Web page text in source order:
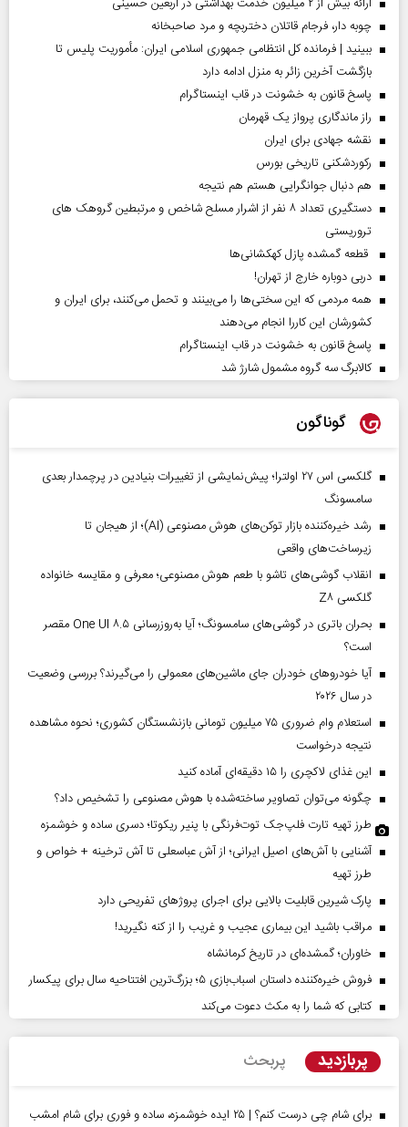
ارائه بیش از ۲ میلیون خدمت بهداشتی در اربعین حسینی
چوبه دار، فرجام قاتلان دختربچه و مرد صاحبخانه
ببینید | فرمانده کل انتظامی جمهوری اسلامی ایران­: مأموریت پلیس تا
بازگشت آخرین زائر به منزل ادامه دارد
پاسخ قانون به خشونت در قاب اینستاگرام
راز ماندگاری پرواز یک قهرمان
نقشه جهادی برای ایران
رکوردشکنی تاریخی بورس
هم دنبال جوانگرایی هستم هم نتیجه
دستگیری تعداد ۸ نفر از اشرار مسلح شاخص و مرتبطین گروهک های
تروریستی
قطعه گمشده پازل کهکشانی‌ها
دربی دوباره خارج از تهران!
همه مردمی که این سختی‌ها را می‌بینند و تحمل می‌کنند، برای ایران و
کشورشان این کاررا انجام می‌دهند
پاسخ قانون به خشونت در قاب اینستاگرام
کالابرگ سه گروه مشمول شارژ شد
گوناگون
گلکسی اس ۲۷ اولترا؛ پیش‌نمایشی از تغییرات بنیادین در پرچمدار بعدی
سامسونگ
رشد خیره‌کننده بازار توکن‌های هوش مصنوعی (AI)؛ از هیجان تا
زیرساخت‌های واقعی
انقلاب گوشی‌های تاشو‌ با طعم هوش مصنوعی؛ معرفی و مقایسه خانواده
گلکسی Z۸
بحران باتری در گوشی‌های سامسونگ؛ آیا به‌روزرسانی One UI ۸.۵ مقصر
است؟
آیا خودروهای خودران جای ماشین‌های معمولی را می‌گیرند؟ بررسی وضعیت
در سال ۲۰۲۶
استعلام وام ضروری ۷۵ میلیون تومانی بازنشستگان کشوری؛ نحوه مشاهده
نتیجه درخواست
این غذای لاکچری را ۱۵ دقیقه‌ای آماده کنید
چگونه می‌توان تصاویر ساخته‌شده با هوش مصنوعی را تشخیص داد؟
طرز تهیه تارت فلپ‌جک توت‌فرنگی با پنیر ریکوتا؛ دسری ساده و خوشمزه
آشنایی با آش‌های اصیل ایرانی؛ از آش عباسعلی تا آش ترخینه + خواص و
طرز تهیه
پارک شیرین قابلیت‌ بالایی برای اجرای پروژهای تفریحی دارد
مراقب باشید این بیماری عجیب و غریب را از کنه نگیرید!
خاوران؛ گمشده‌ای در تاریخ کرمانشاه
فروش خیره‌کننده داستان اسباب‌بازی ۵؛ بزرگ‌ترین افتتاحیه سال برای پیکسار
کتابی که شما را به مکث دعوت می‌کند
پربازدید پربحث
برای شام چی درست کنم؟ | ۲۵ ایده خوشمزه، ساده و فوری برای شام امشب